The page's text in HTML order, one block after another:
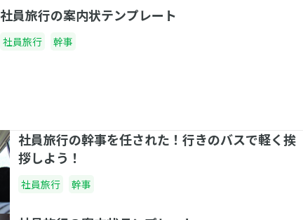
社員旅行の案内状テンプレート
社員旅行 幹事
社員旅行の幹事を任された！行きのバスで軽く挨
拶しよう！
社員旅行 幹事